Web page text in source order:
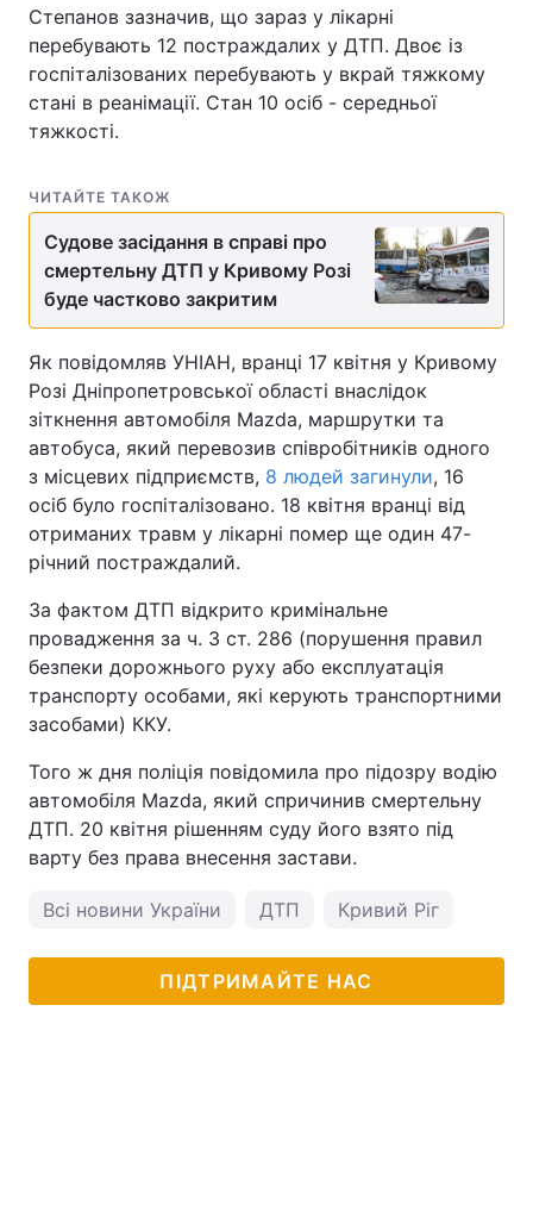
Послуги
Тема оформлення
Степанов зазначив, що зараз у лікарні
перебувають 12 постраждалих у ДТП. Двоє із
госпіталізованих перебувають у вкрай тяжкому
стані в реанімації. Стан 10 осіб - середньої
тяжкості.
ЧИТАЙТЕ ТАКОЖ
Судове засідання в справі про
смертельну ДТП у Кривому Розі
буде частково закритим
Як повідомляв УНІАН, вранці 17 квітня у Кривому
Розі Дніпропетровської області внаслідок
зіткнення автомобіля Маzdа, маршрутки та
автобуса, який перевозив співробітників одного
з місцевих підприємств, 8 людей загинули, 16
осіб було госпіталізовано. 18 квітня вранці від
отриманих травм у лікарні помер ще один 47-
річний постраждалий.
За фактом ДТП відкрито кримінальне
провадження за ч. 3 ст. 286 (порушення правил
безпеки дорожнього руху або експлуатація
транспорту особами, які керують транспортними
засобами) ККУ.
Того ж дня поліція повідомила про підозру водію
автомобіля Маzdа, який спричинив смертельну
ДТП. 20 квітня рішенням суду його взято під
варту без права внесення застави.
Всі новини України ДТП Кривий Ріг
ПІДТРИМАЙТЕ НАС